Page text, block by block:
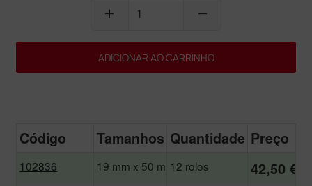
add remove
ADICIONAR AO CARRINHO
Código Tamanhos Quantidade Preço
102836 19 mm x 50 m 12 rolos 42,50 €